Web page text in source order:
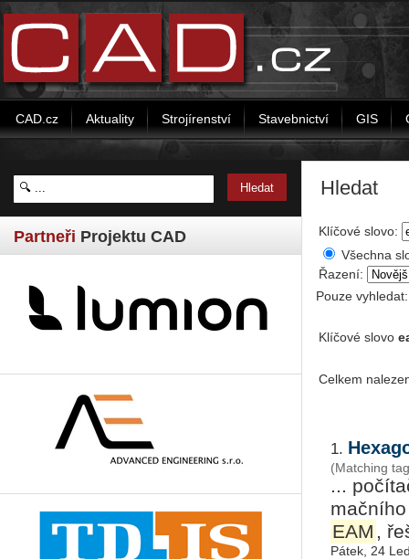
CAD.cz Aktuality Strojírenství Stavebnictví GIS
Partneři Projektu CAD
Hledat
Klíčové slovo:
Všechna
Řazení:
Pouze
Klíčové slovo
Celkem
1.
(Matching
...
EAM ,
Pátek, 24